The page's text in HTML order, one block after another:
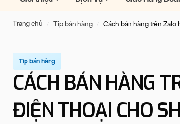
Trang chủ Tip bán hàng Cách bán hàng trên Zalo
Tip bán hàng
CÁCH BÁN HÀNG
ĐIỆN THOẠI CHO